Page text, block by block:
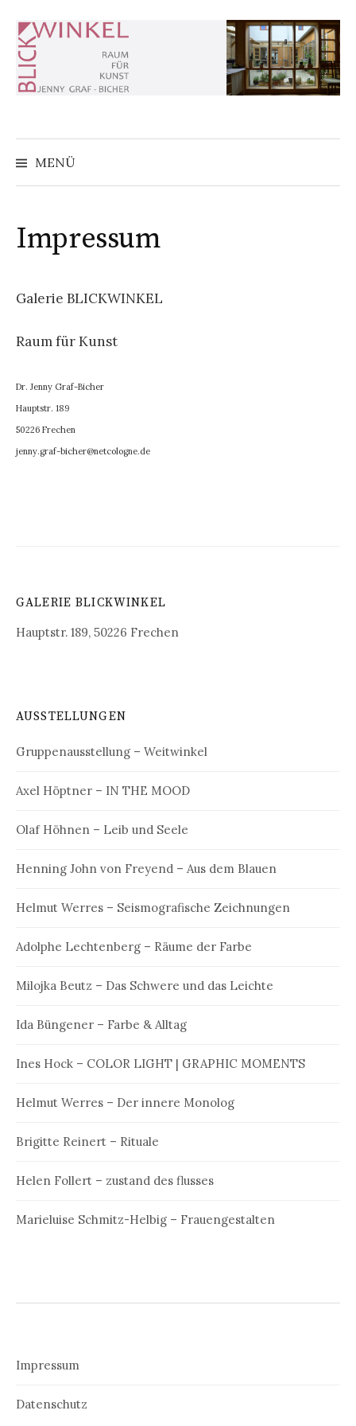
Inhalt
überspringen
MENÜ
Impressum
Galerie BLICKWINKEL
Raum für Kunst
Dr. Jenny Graf-Bicher
Hauptstr. 189
50226 Frechen
jenny.graf-bicher@netcologne.de
GALERIE BLICKWINKEL
Hauptstr. 189, 50226 Frechen
AUSSTELLUNGEN
Gruppenausstellung – Weitwinkel
Axel Höptner – IN THE MOOD
Olaf Höhnen – Leib und Seele
Henning John von Freyend – Aus dem Blauen
Helmut Werres – Seismografische Zeichnungen
Adolphe Lechtenberg – Räume der Farbe
Milojka Beutz – Das Schwere und das Leichte
Ida Büngener – Farbe & Alltag
Ines Hock – COLOR LIGHT | GRAPHIC MOMENTS
Helmut Werres – Der innere Monolog
Brigitte Reinert – Rituale
Helen Follert – zustand des flusses
Marieluise Schmitz-Helbig – Frauengestalten
Impressum
Datenschutz